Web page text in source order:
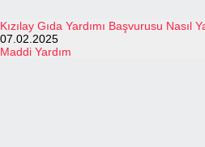
Kızılay Gıda Yardımı Başvurusu Nasıl
07.02.2025
Maddi Yardım